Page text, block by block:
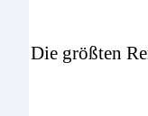
Die größten